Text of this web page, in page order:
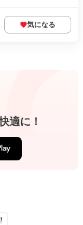
気になる
適に！